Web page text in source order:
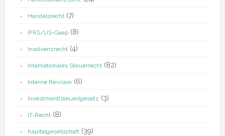
Handelsrecht(7)
IFRS/US-Gaap(8)
Insolvenzrecht(4)
Internationales Steuerrecht(82)
Interne Revision (6)
Investment(steuer)gesetz (3)
IT-Recht(8)
Kapitalgesellschaft(39)